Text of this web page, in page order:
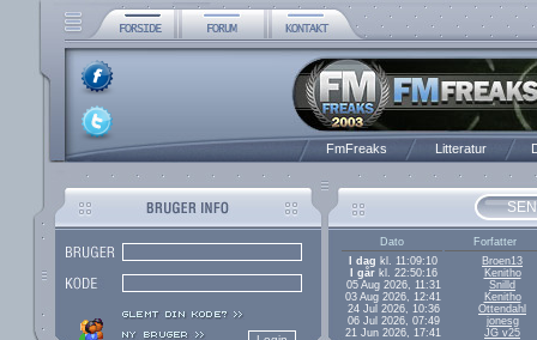
FmFreaks Litteratur
Dato
Forfatter
I dag kl. 11:09:10
Broen13
I gårkl. 22:50:16
Kenitho
05 Aug 2026, 11:31
Snilld
03 Aug 2026, 12:41
Kenitho
24 Jul 2026, 10:36
Ottendahl
06 Jul 2026, 07:49
jonesg
21 Jun 2026, 17:41
JG v25